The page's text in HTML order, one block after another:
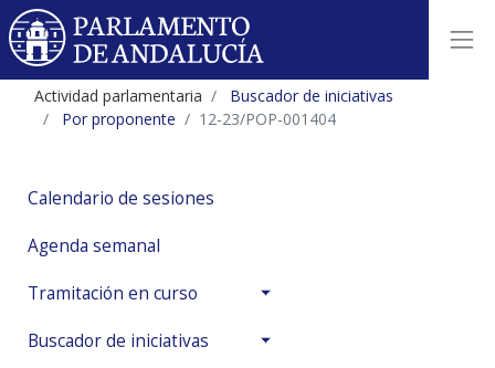
Actividad parlamentaria
Buscador de iniciativas
Por proponente
12-23/POP-001404
Calendario de sesiones
Agenda semanal
Tramitación en curso
Buscador de iniciativas